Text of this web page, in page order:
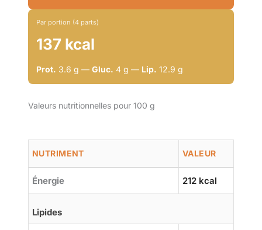
Par portion (4 parts)
137 kcal
Prot. 3.6 g — Gluc. 4 g — Lip. 12.9 g
Valeurs nutritionnelles pour 100 g
NUTRIMENT VALEUR
Énergie 212 kcal
Lipides